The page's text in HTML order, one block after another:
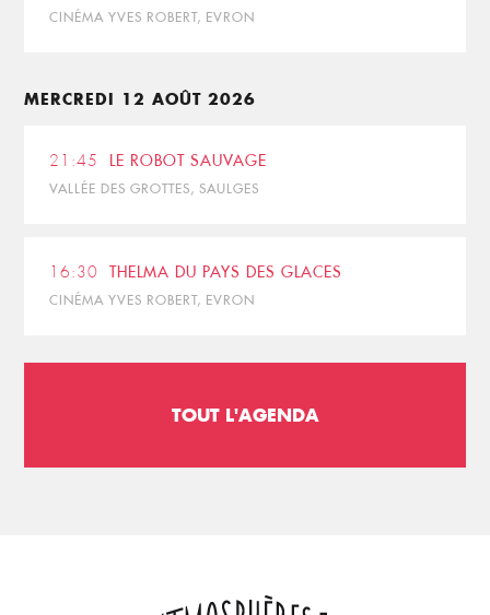
CINÉMA YVES ROBERT, EVRON
MERCREDI 12 AOÛT 2026
21:45 LE ROBOT SAUVAGE
VALLÉE DES GROTTES, SAULGES
16:30 THELMA DU PAYS DES GLACES
CINÉMA YVES ROBERT, EVRON
TOUT L'AGENDA